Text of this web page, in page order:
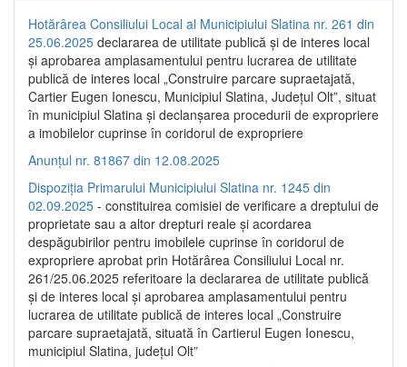
Hotărârea Consiliului Local al Municipiului Slatina nr. 261 din
25.06.2025 declararea de utilitate publică și de interes local
și aprobarea amplasamentului pentru lucrarea de utilitate
publică de interes local „Construire parcare supraetajată,
Cartier Eugen Ionescu, Municipiul Slatina, Județul Olt”, situat
în municipiul Slatina și declanșarea procedurii de expropriere
a imobilelor cuprinse în coridorul de expropriere
Anunțul nr. 81867 din 12.08.2025
Dispoziția Primarului Municipiului Slatina nr. 1245 din
02.09.2025 - constituirea comisiei de verificare a dreptului de
proprietate sau a altor drepturi reale și acordarea
despăgubirilor pentru imobilele cuprinse în coridorul de
expropriere aprobat prin Hotărârea Consiliului Local nr.
261/25.06.2025 referitoare la declararea de utilitate publică
și de interes local și aprobarea amplasamentului pentru
lucrarea de utilitate publică de interes local „Construire
parcare supraetajată, situată în Cartierul Eugen Ionescu,
municipiul Slatina, județul Olt”